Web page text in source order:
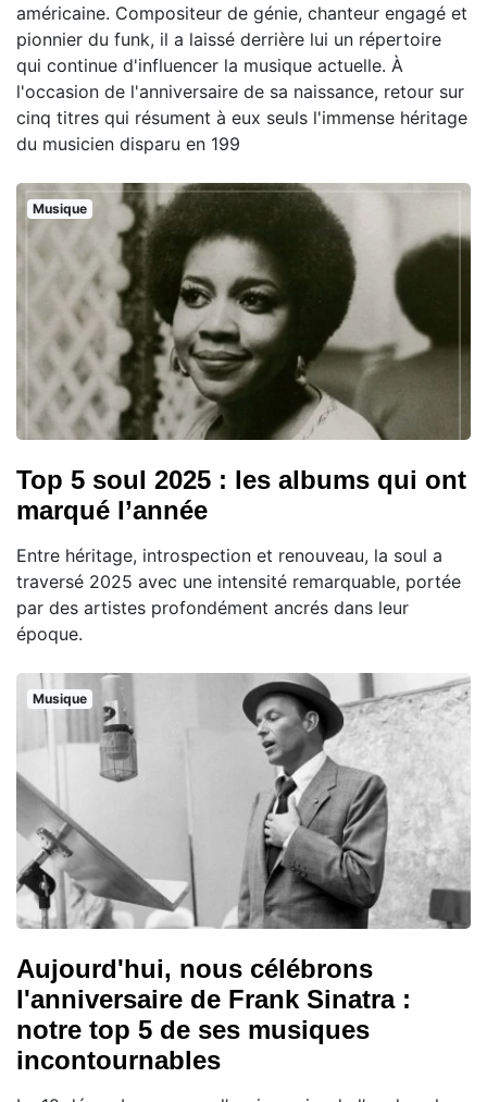
américaine. Compositeur de génie, chanteur engagé et
pionnier du funk, il a laissé derrière lui un répertoire
qui continue d'influencer la musique actuelle. À
l'occasion de l'anniversaire de sa naissance, retour sur
cinq titres qui résument à eux seuls l'immense héritage
du musicien disparu en 199
Musique
Top 5 soul 2025 : les albums qui ont
marqué l’année
Entre héritage, introspection et renouveau, la soul a
traversé 2025 avec une intensité remarquable, portée
par des artistes profondément ancrés dans leur
époque.
Musique
Aujourd'hui, nous célébrons
l'anniversaire de Frank Sinatra :
notre top 5 de ses musiques
incontournables